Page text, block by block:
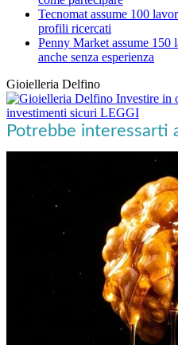
Tecnomat assume 100
profili ricercati
Penny Market assume 150
anche senza esperienza
Gioielleria Delfino
Investire in
investimenti sicuri LEGGI